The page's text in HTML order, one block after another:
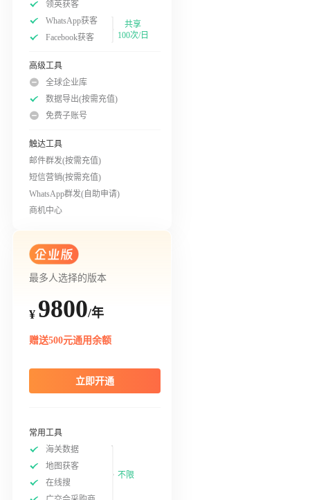
领英获客
WhatsApp获客
Facebook获客
共享
100次/日
高级工具
全球企业库
数据导出(按需充值)
免费子账号
触达工具
邮件群发(按需充值)
短信营销(按需充值)
WhatsApp群发(自助申请)
商机中心
最多人选择的版本
¥ 9800/年
赠送500元通用余额
立即开通
常用工具
海关数据
地图获客
在线搜
不限